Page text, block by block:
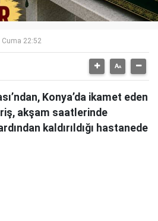
22:52
Konya’da ikamet eden
akşam saatlerinde
kaldırıldığı hastanede